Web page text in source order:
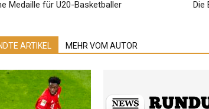
Medaille für U20-Basketballer Die
ARTIKEL MEHR VOM AUTOR